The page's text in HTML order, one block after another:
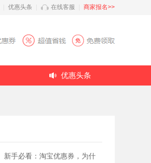
优惠头条 在线客服 商家报名>>
优惠头条
新手必看：淘宝优惠券，为什